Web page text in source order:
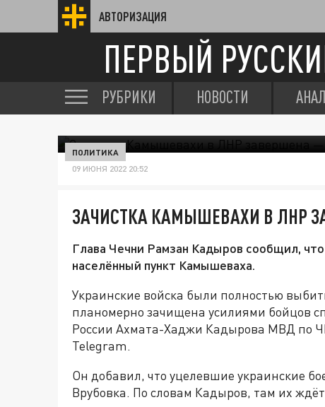
АВТОРИЗАЦИЯ
ПЕРВЫЙ
РУБРИКИ НОВОСТИ
ПОЛИТИКА
09 ИЮНЯ 2022 20:52
ЗАЧИСТКА КАМЫШЕВАХИ В ЛНР
Глава Чечни Рамзан Кадыров сообщил,
населённый пункт Камышеваха.
Украинские войска были полностью
планомерно зачищена усилиями бойцов
России Ахмата-Хаджи Кадырова МВД по
Telegram.
Он добавил, что уцелевшие украинские
Врубовка. По словам Кадыров, там их